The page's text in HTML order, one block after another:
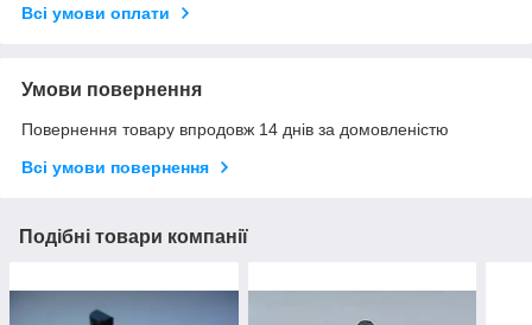
Всі умови оплати
Умови повернення
Повернення товару впродовж 14 днів за домовленістю
Всі умови повернення
Подібні товари компанії